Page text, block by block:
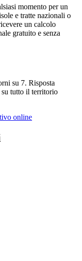
momento per un
e tratte nazionali o
un calcolo
gratuito e senza
su 7. Risposta
tutto il territorio
online